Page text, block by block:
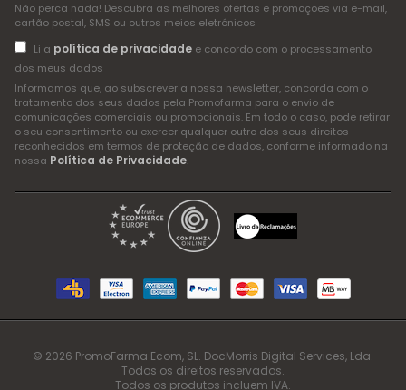
Não perca nada! Descubra as melhores ofertas e promoções via e-mail,
cartão postal, SMS ou outros meios eletrónicos
Li a política de privacidadee concordo com o processamento
dos meus dados
Informamos que, ao subscrever a nossa newsletter, concorda com o
tratamento dos seus dados pela Promofarma para o envio de
comunicações comerciais ou promocionais. Em todo o caso, pode retirar
o seu consentimento ou exercer qualquer outro dos seus direitos
reconhecidos em termos de proteção de dados, conforme informado na
nossa Política de Privacidade.
© 2026 PromoFarma Ecom, SL. DocMorris Digital Services, Lda.
Todos os direitos reservados.
Todos os produtos incluem IVA.